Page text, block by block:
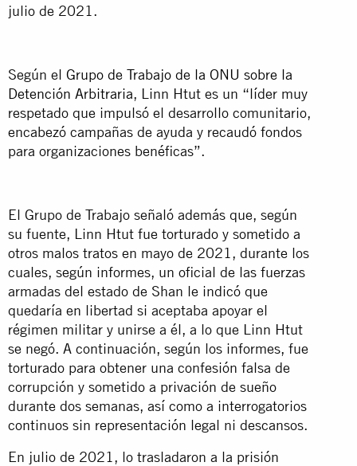
julio de 2021.
Según el Grupo de Trabajo de la ONU sobre la
Detención Arbitraria, Linn Htut es un “líder muy
respetado que impulsó el desarrollo comunitario,
encabezó campañas de ayuda y recaudó fondos
para organizaciones benéficas”.
El Grupo de Trabajo señaló además que, según
su fuente, Linn Htut fue torturado y sometido a
otros malos tratos en mayo de 2021, durante los
cuales, según informes, un oficial de las fuerzas
armadas del estado de Shan le indicó que
quedaría en libertad si aceptaba apoyar el
régimen militar y unirse a él, a lo que Linn Htut
se negó. A continuación, según los informes, fue
torturado para obtener una confesión falsa de
corrupción y sometido a privación de sueño
durante dos semanas, así como a interrogatorios
continuos sin representación legal ni descansos.
En julio de 2021, lo trasladaron a la prisión